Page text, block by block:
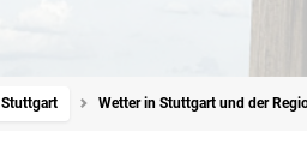
Stuttgart Wetter in Stuttgart und der